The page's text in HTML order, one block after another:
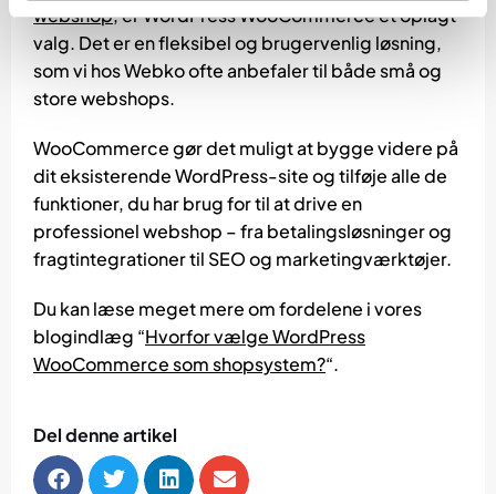
webshop, er WordPress WooCommerce et oplagt
valg. Det er en fleksibel og brugervenlig løsning,
som vi hos Webko ofte anbefaler til både små og
store webshops.
WooCommerce gør det muligt at bygge videre på
dit eksisterende WordPress-site og tilføje alle de
funktioner, du har brug for til at drive en
professionel webshop – fra betalingsløsninger og
fragtintegrationer til SEO og marketingværktøjer.
Du kan læse meget mere om fordelene i vores
blogindlæg “Hvorfor vælge WordPress
WooCommerce som shopsystem?“.
Del denne artikel